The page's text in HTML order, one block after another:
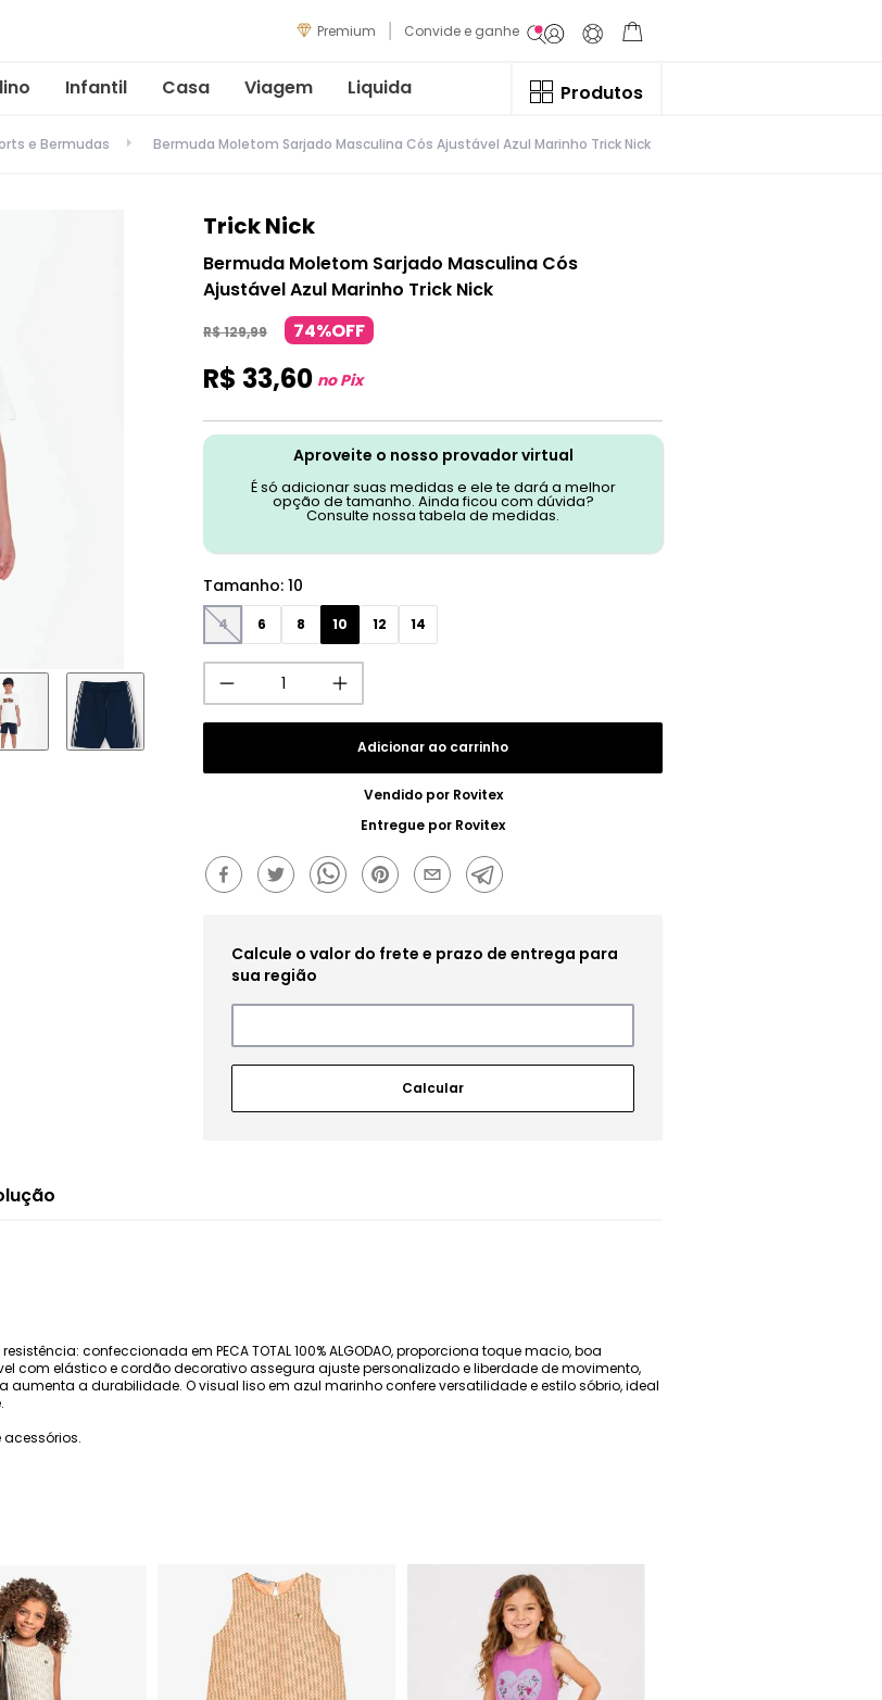
Premium Convide e ganhe
Infantil Casa Viagem Liquida Produtos
e Bermudas Bermuda Moletom Sarjado Masculina Cós Ajustável Azul Marinho Trick Nick
Trick Nick
Bermuda Moletom Sarjado Masculina Cós
Ajustável Azul Marinho Trick Nick
R$129,99 74%OFF
R$ 33,60 no Pix
Aproveite o nosso provador virtual
É só adicionar suas medidas e ele te dará a melhor
opção de tamanho. Ainda ficou com dúvida?
Consulte nossa tabela de medidas.
Tamanho: 10
4 6 8 10 12 14
Adicionar ao carrinho
Vendido por Rovitex
Entregue por Rovitex
confeccionada em PECA TOTAL 100% ALGODAO, proporciona toque macio, boa
com elástico e cordão decorativo assegura ajuste personalizado e liberdade de movimento,
a durabilidade. O visual liso em azul marinho confere versatilidade e estilo sóbrio, ideal